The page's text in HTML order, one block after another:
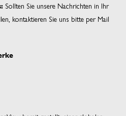
Sollten Sie unsere Nachrichten in Ihr
kontaktieren Sie uns bitte per Mail